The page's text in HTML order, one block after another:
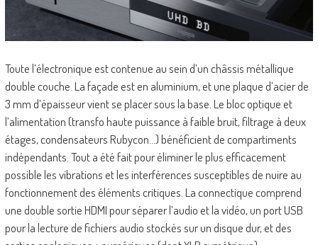
Toute l’électronique est contenue au sein d’un châssis métallique
double couche. La façade est en aluminium, et une plaque d’acier de
3 mm d’épaisseur vient se placer sous la base. Le bloc optique et
l’alimentation (transfo haute puissance à faible bruit, filtrage à deux
étages, condensateurs Rubycon…) bénéficient de compartiments
indépendants. Tout a été fait pour éliminer le plus efficacement
possible les vibrations et les interférences susceptibles de nuire au
fonctionnement des éléments critiques. La connectique comprend
une double sortie HDMI pour séparer l’audio et la vidéo, un port USB
pour la lecture de fichiers audio stockés sur un disque dur, et des